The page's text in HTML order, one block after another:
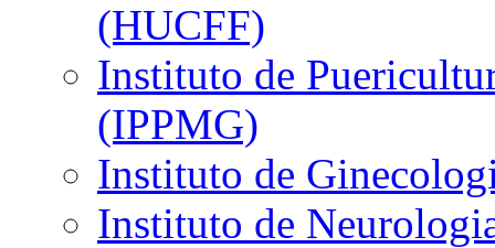
(HUCFF)
Instituto de
(IPPMG)
Instituto de
Instituto de